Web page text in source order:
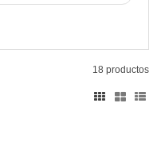
18 productos